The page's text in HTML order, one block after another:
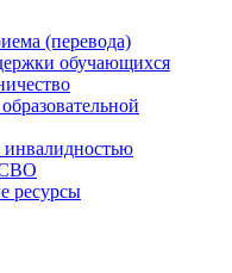
(перевода)
обучающихся
СВО
ресурсы